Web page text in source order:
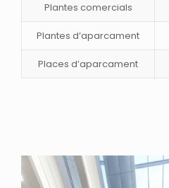
Plantes comercials
Plantes d’aparcament
Places d’aparcament